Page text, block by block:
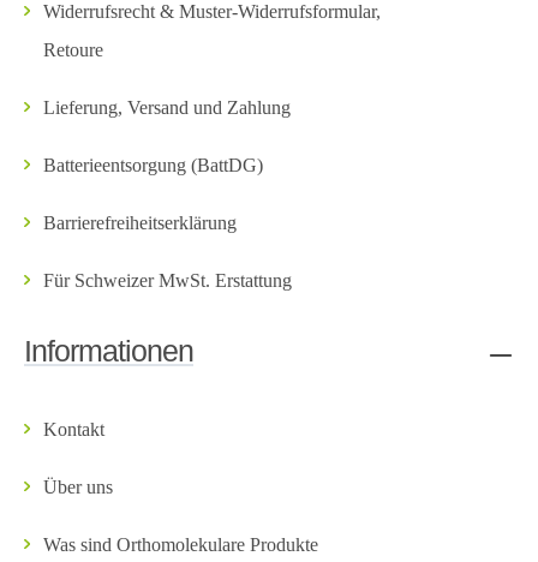
Widerrufsrecht & Muster-Widerrufsformular,
Retoure
Lieferung, Versand und Zahlung
Batterieentsorgung (BattDG)
Barrierefreiheitserklärung
Für Schweizer MwSt. Erstattung
Informationen
Kontakt
Über uns
Was sind Orthomolekulare Produkte